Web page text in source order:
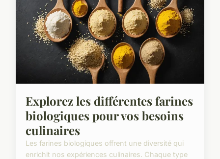
Explorez les différentes farines
biologiques pour vos besoins
culinaires
Les farines biologiques offrent une diversité qui
enrichit nos expériences culinaires. Chaque type